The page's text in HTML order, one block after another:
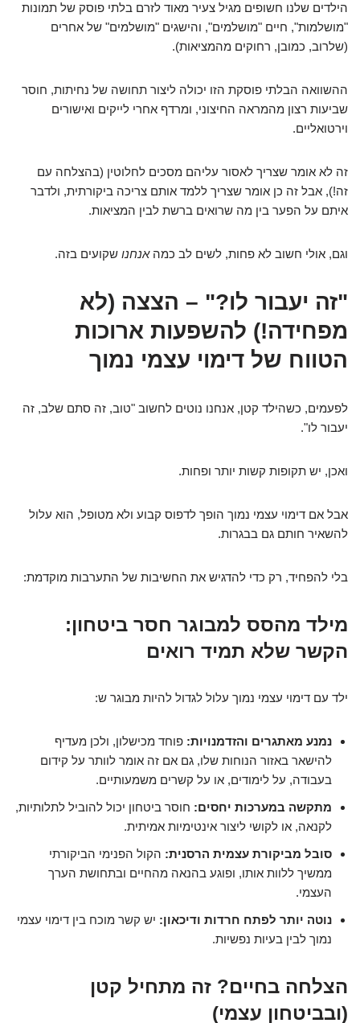
הילדים שלנו חשופים מגיל צעיר מאוד לזרם בלתי פוסק של תמונות
"מושלמות", חיים "מושלמים", והישגים "מושלמים" של אחרים
(שלרוב, כמובן, רחוקים מהמציאות).
ההשוואה הבלתי פוסקת הזו יכולה ליצור תחושה של נחיתות, חוסר
שביעות רצון מהמראה החיצוני, ומרדף אחרי לייקים ואישורים
וירטואליים.
זה לא אומר שצריך לאסור עליהם מסכים לחלוטין (בהצלחה עם
זה!), אבל זה כן אומר שצריך ללמד אותם צריכה ביקורתית, ולדבר
איתם על הפער בין מה שרואים ברשת לבין המציאות.
וגם, אולי חשוב לא פחות, לשים לב כמהאנחנו שקועים בזה.
"זה יעבור לו?" – הצצה (לא
מפחידה!) להשפעות ארוכות
הטווח של דימוי עצמי נמוך
לפעמים, כשהילד קטן, אנחנו נוטים לחשוב "טוב, זה סתם שלב, זה
יעבור לו".
ואכן, יש תקופות קשות יותר ופחות.
אבל אם דימוי עצמי נמוך הופך לדפוס קבוע ולא מטופל, הוא עלול
להשאיר חותם גם בבגרות.
בלי להפחיד, רק כדי להדגיש את החשיבות של התערבות מוקדמת:
מילד מהסס למבוגר חסר ביטחון:
הקשר שלא תמיד רואים
ילד עם דימוי עצמי נמוך עלול לגדול להיות מבוגר ש:
נמנע מאתגרים והזדמנויות: פוחד מכישלון, ולכן מעדיף
להישאר באזור הנוחות שלו, גם אם זה אומר לוותר על קידום
בעבודה, על לימודים, או על קשרים משמעותיים.
מתקשה במערכות יחסים: חוסר ביטחון יכול להוביל לתלותיות,
לקנאה, או לקושי ליצור אינטימיות אמיתית.
סובל מביקורת עצמית הרסנית: הקול הפנימי הביקורתי
ממשיך ללוות אותו, ופוגע בהנאה מהחיים ובתחושת הערך
העצמי.
נוטה יותר לפתח חרדות ודיכאון: יש קשר מוכח בין דימוי עצמי
נמוך לבין בעיות נפשיות.
הצלחה בחיים? זה מתחיל קטן
(ובביטחון עצמי)